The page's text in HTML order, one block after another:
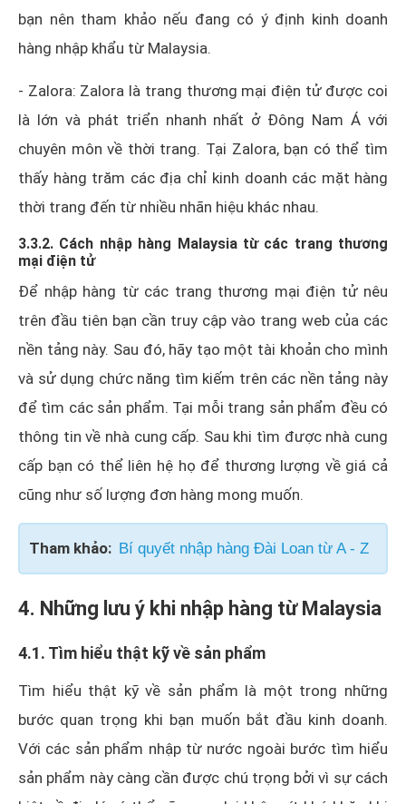
bạn nên tham khảo nếu đang có ý định kinh doanh
hàng nhập khẩu từ Malaysia.
- Zalora: Zalora là trang thương mại điện tử được coi
là lớn và phát triển nhanh nhất ở Đông Nam Á với
chuyên môn về thời trang. Tại Zalora, bạn có thể tìm
thấy hàng trăm các địa chỉ kinh doanh các mặt hàng
thời trang đến từ nhiều nhãn hiệu khác nhau.
3.3.2. Cách nhập hàng Malaysia từ các trang thương
mại điện tử
Để nhập hàng từ các trang thương mại điện tử nêu
trên đầu tiên bạn cần truy cập vào trang web của các
nền tảng này. Sau đó, hãy tạo một tài khoản cho mình
và sử dụng chức năng tìm kiếm trên các nền tảng này
để tìm các sản phẩm. Tại mỗi trang sản phẩm đều có
thông tin về nhà cung cấp. Sau khi tìm được nhà cung
cấp bạn có thể liên hệ họ để thương lượng về giá cả
cũng như số lượng đơn hàng mong muốn.
Tham khảo: Bí quyết nhập hàng Đài Loan từ A - Z
4. Những lưu ý khi nhập hàng từ Malaysia
4.1. Tìm hiểu thật kỹ về sản phẩm
Tìm hiểu thật kỹ về sản phẩm là một trong những
bước quan trọng khi bạn muốn bắt đầu kinh doanh.
Với các sản phẩm nhập từ nước ngoài bước tìm hiểu
sản phẩm này càng cần được chú trọng bởi vì sự cách